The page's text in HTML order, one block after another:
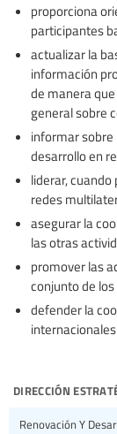
proporciona
participantes
actualizar la
información
de manera
general sobre
informar sobre
desarrollo en
liderar,
redes
asegurar la
las otras
promover las
conjunto de
defender la
dirección
Renovación Y